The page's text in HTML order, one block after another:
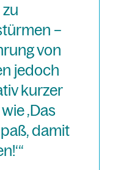
–
von
jedoch
kurzer
‚Das
damit